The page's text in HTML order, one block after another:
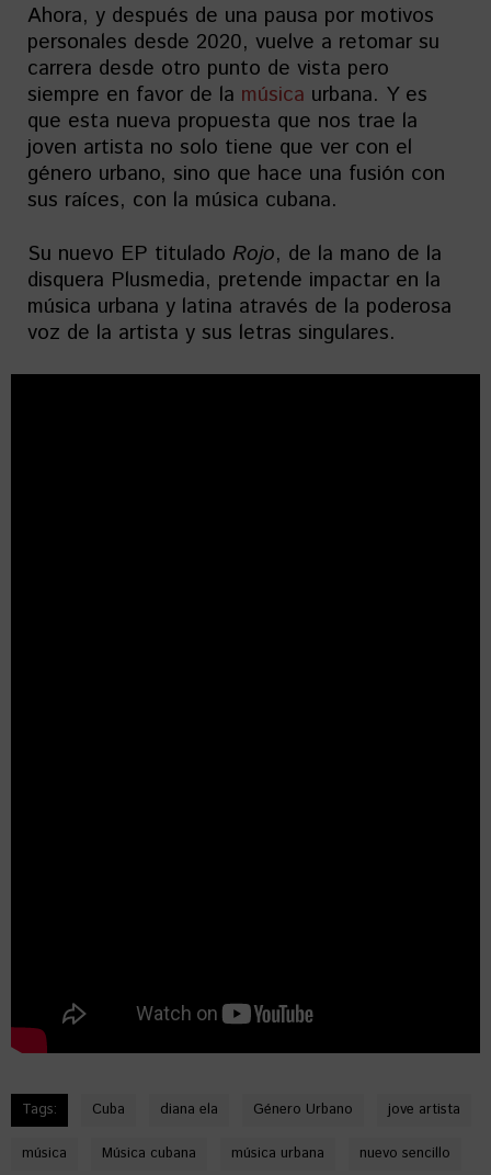
Ahora, y después de una pausa por motivos
personales desde 2020, vuelve a retomar su
carrera desde otro punto de vista pero
siempre en favor de la música urbana. Y es
que esta nueva propuesta que nos trae la
joven artista no solo tiene que ver con el
género urbano, sino que hace una fusión con
sus raíces, con la música cubana.
Su nuevo EP titulado Rojo, de la mano de la
disquera Plusmedia, pretende impactar en la
música urbana y latina através de la poderosa
voz de la artista y sus letras singulares.
Tags: Cuba diana ela Género Urbano jove artista
música Música cubana música urbana nuevo sencillo